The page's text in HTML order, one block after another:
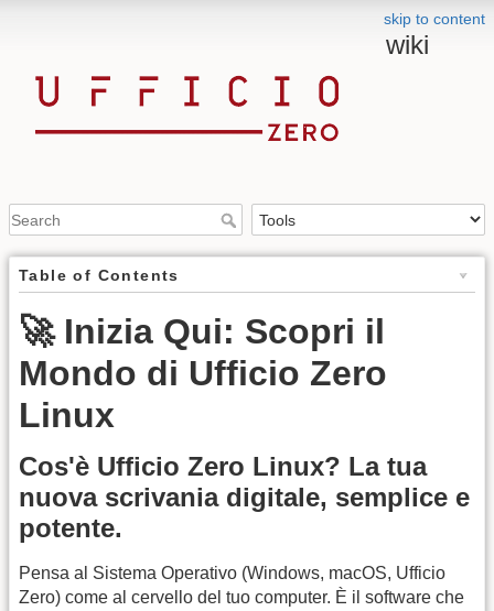
skip to content
wiki
Table of Contents
🚀 Inizia Qui: Scopri il
Mondo di Ufficio Zero
Linux
Cos'è Ufficio Zero Linux? La tua
nuova scrivania digitale, semplice e
potente.
Pensa al Sistema Operativo (Windows, macOS, Ufficio
Zero) come al cervello del tuo computer. È il software che